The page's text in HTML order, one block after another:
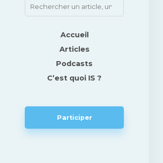
Accueil
Articles
Podcasts
C’est quoi IS ?
Participer